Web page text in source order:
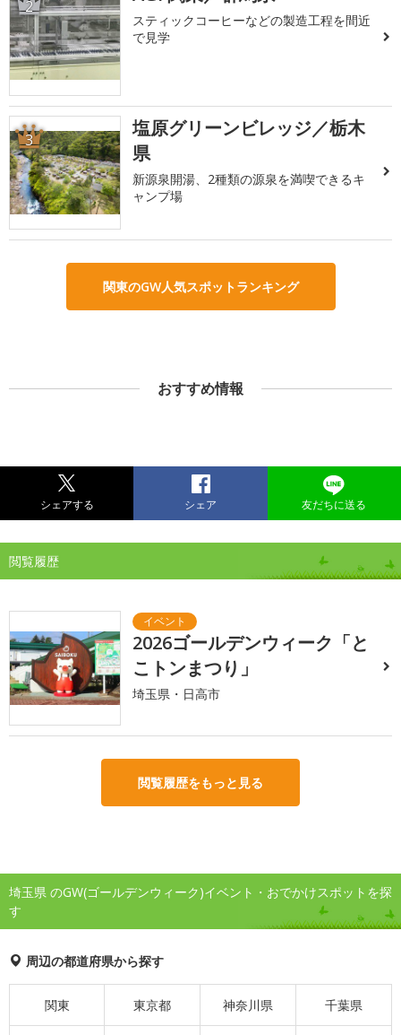
2
スティックコーヒーなどの製造工程を間近
で見学
3
塩原グリーンビレッジ／栃木
県
新源泉開湯、2種類の源泉を満喫できるキ
ャンプ場
関東のGW人気スポットランキング
おすすめ情報
シェアする シェア 友だちに送る
閲覧履歴
2026ゴールデンウィーク「と
こトンまつり」
埼玉県・日高市
閲覧履歴をもっと見る
埼玉県 のGW(ゴールデンウィーク)イベント・おでかけスポットを探
す
周辺の都道府県から探す
関東 東京都 神奈川県 千葉県